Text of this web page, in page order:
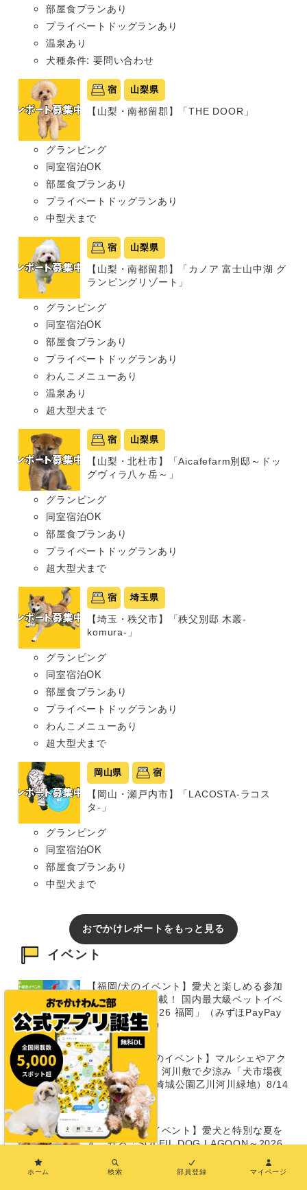
部屋食プランあり
プライベートドッグランあり
温泉あり
犬種条件: 要問い合わせ
宿 山梨県
【山梨・南都留郡】「THE DOOR」
グランピング
同室宿泊OK
部屋食プランあり
プライベートドッグランあり
中型犬まで
宿 山梨県
【山梨・南都留郡】「カノア 富士山中湖 グ
ランピングリゾート」
グランピング
同室宿泊OK
部屋食プランあり
プライベートドッグランあり
わんこメニューあり
温泉あり
超大型犬まで
宿 山梨県
【山梨・北杜市】「Aicafefarm別邸～ドッ
グヴィラ八ヶ岳～」
グランピング
同室宿泊OK
部屋食プランあり
プライベートドッグランあり
超大型犬まで
宿 埼玉県
【埼玉・秩父市】「秩父別邸 木叢-
komura-」
グランピング
同室宿泊OK
部屋食プランあり
プライベートドッグランあり
わんこメニューあり
超大型犬まで
岡山県 宿
【岡山・瀬戸内市】「LACOSTA-ラコス
タ-」
グランピング
同室宿泊OK
部屋食プランあり
中型犬まで
おでかけレポートをもっと見る
イベント
【福岡/犬のイベント】愛犬と楽しめる参加
型イベントが満載！ 国内最大級ペットイベ
ント「Pet博 2026 福岡」（みずほPayPay
ドーム）8/8～9
【8/14～15/犬のイベント】マルシェやアク
ティビティも！ 河川敷で夕涼み「犬市場夜
市 2026」（岡崎城公園乙川河川緑地）8/14
～15
【神奈川/犬のイベント】愛犬と特別な夏を
すごせる「SOLEIL DOG LAGOON～2026
丘）7/4・7/5・8/29・8/30
ホーム 検索 部員登録 マイページ